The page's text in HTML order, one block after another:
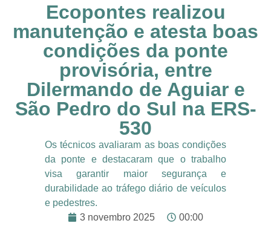
Ecopontes realizou
manutenção e atesta boas
condições da ponte
provisória, entre
Dilermando de Aguiar e
São Pedro do Sul na ERS-
530
Os técnicos avaliaram as boas condições
da ponte e destacaram que o trabalho
visa garantir maior segurança e
durabilidade ao tráfego diário de veículos
e pedestres.
3 novembro 2025
00:00